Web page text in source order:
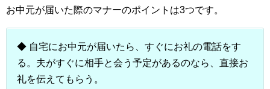
お中元が届いた際のマナーのポイントは3つです。
◆ 自宅にお中元が届いたら、すぐにお礼の電話をす
る。夫がすぐに相手と会う予定があるのなら、直接お
礼を伝えてもらう。